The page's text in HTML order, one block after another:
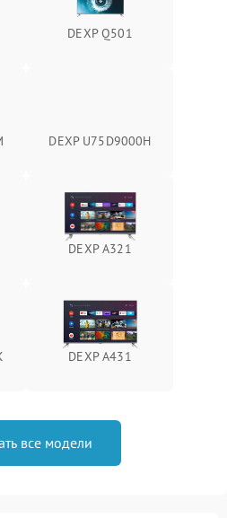
DEXP Q501
DEXP U75D9000H
DEXP A321
DEXP A431
все модели